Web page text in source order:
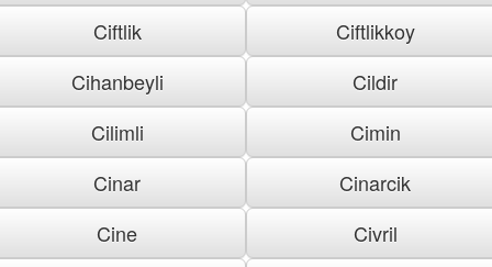
Ciftlik
Ciftlikkoy
Cihanbeyli
Cildir
Cilimli
Cimin
Cinar
Cinarcik
Cine
Civril